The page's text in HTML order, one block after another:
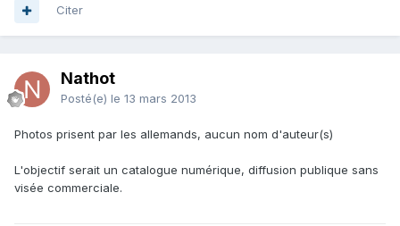
Citer
Nathot
Posté(e) le 13 mars 2013
Photos prisent par les allemands, aucun nom d'auteur(s)
L'objectif serait un catalogue numérique, diffusion publique sans
visée commerciale.